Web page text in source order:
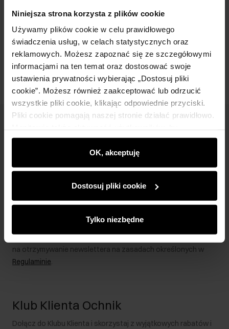
Niniejsza strona korzysta z plików cookie
Używamy plików cookie w celu prawidłowego
świadczenia usług, w celach statystycznych oraz
reklamowych. Możesz zapoznać się ze szczegółowymi
informacjami na ten temat oraz dostosować swoje
ustawienia prywatności wybierając „Dostosuj pliki
cookie”. Możesz również zaakceptować lub odrzucić
wszystkie pliki cookie, klikając odpowiednie przyciski.
Pliki cookie pomagają naszej stronie działać prawidłowo.
wyświetlać im dopasowane do ich preferencji treści,
rekomendacje oraz komunikaty reklamowe informujące o
najnowszych promocjach w e-sklepie. Informacje o tym,
partnerom społecznościowym, reklamowym i
analitycznym. Partnerzy mogą połączyć te informacje z
podczas korzystania z ich usług.
OK, akceptuję
Dostosuj pliki cookie
Tylko niezbędne
Skład
Opinie
Wprowadzając i zatwierdzając swoje dane wyrażasz zgodę
na otrzymywanie newslettera na zasadach określonych w
Regulaminie.
Klub Klienta Ochnik
Dołącz do Klubu Klienta i skorzystaj z wyjątkowych rabatów i